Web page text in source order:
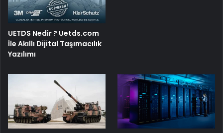
UETDS Nedir ? Uetds.com
İle Akıllı Dijital Taşımacılık
Yazılımı